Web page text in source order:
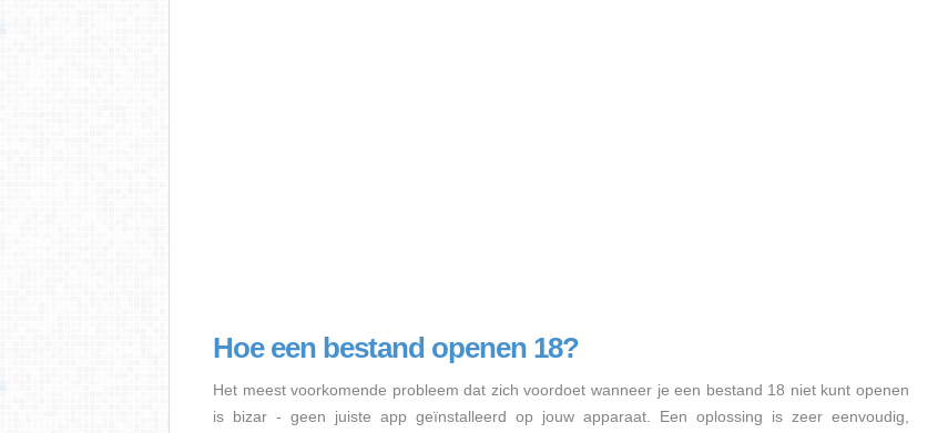
Hoe een bestand openen 18?
Het meest voorkomende probleem dat zich voordoet wanneer je een bestand 18 niet kunt openen
is bizar - geen juiste app geïnstalleerd op jouw apparaat. Een oplossing is zeer eenvoudig,